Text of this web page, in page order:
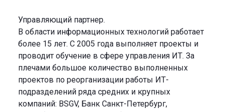
Управляющий партнер.
В области информационных технологий работает
более 15 лет. С 2005 года выполняет проекты и
проводит обучение в сфере управления ИТ. За
плечами большое количество выполненных
проектов по реорганизации работы ИТ-
подразделений ряда средних и крупных
компаний: BSGV, Банк Санкт-Петербург,